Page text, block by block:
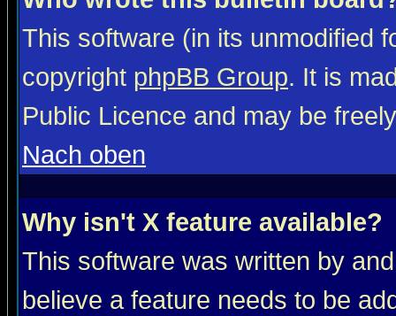
This software (in its unmodified
copyright phpBB Group. It is
Public Licence and may be
Nach oben
Why isn't X feature available?
This software was written by
believe a feature needs to be